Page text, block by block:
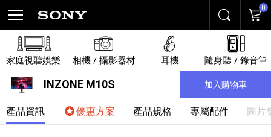
搜尋 購物
0
家庭視聽娛樂 相機 / 攝影器材 耳機 隨身聽 / 錄音筆
INZONE M10S 加入購物車
產品資訊 優惠方案 產品規格 專屬配件 圖片